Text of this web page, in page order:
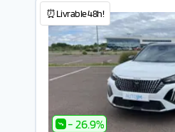
⏰Livrable 48h!
- 26.9%